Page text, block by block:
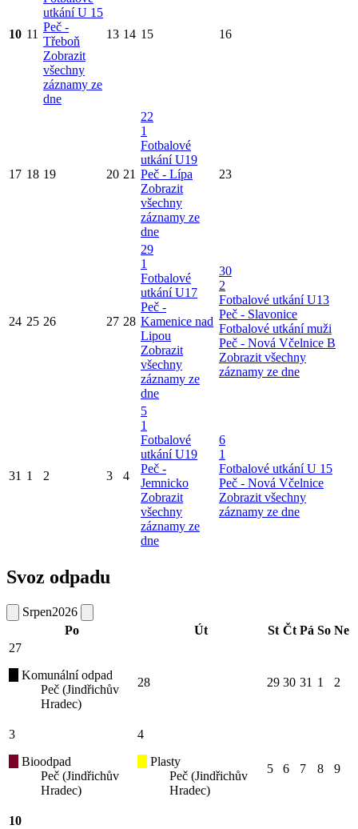
10 11
utkání U 15
Peč -
Třeboň
Zobrazit
všechny
záznamy ze
dne
13 14 15 16
17 18 19 20 21
22
1
Fotbalové
utkání U19
Peč - Lípa
Zobrazit
všechny
záznamy ze
dne
23
24 25 26 27 28
29
1
Fotbalové
utkání U17
Peč -
Kamenice nad
Lipou
Zobrazit
všechny
záznamy ze
dne
30
2
Fotbalové utkání U13
Peč - Slavonice
Fotbalové utkání muži
Peč - Nová Včelnice B
Zobrazit všechny
záznamy ze dne
31 1 2 3 4
5
1
Fotbalové
utkání U19
Peč -
Jemnicko
Zobrazit
všechny
záznamy ze
dne
6
1
Fotbalové utkání U 15
Peč - Nová Včelnice
Zobrazit všechny
záznamy ze dne
Svoz odpadu
Srpen2026
Po
Út St Čt Pá So Ne
27
Komunální odpad
Peč (Jindřichův
Hradec)
28 29 30 31 1 2
3
Bioodpad
Peč (Jindřichův
Hradec)
4
Plasty
Peč (Jindřichův
Hradec)
5 6 7 8 9
10